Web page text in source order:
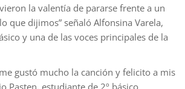
la valentía de pararse frente a un
que dijimos” señaló Alfonsina Varela,
y una de las voces principales de la
gustó mucho la canción y felicito a mis
Pasten, estudiante de 2º básico